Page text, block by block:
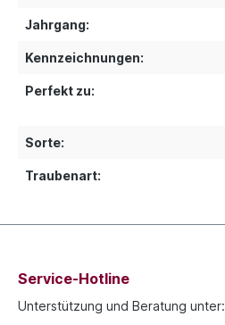
Jahrgang:
Kennzeichnungen:
Perfekt zu:
Sorte:
Traubenart:
Service-Hotline
Unterstützung und Beratung unter: